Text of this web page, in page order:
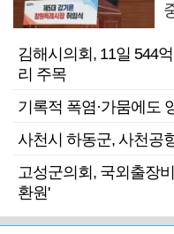
김해시의회, 11일 544
리 주목
기록적 폭염·가뭄에도
사천시 하동군, 사천공
고성군의회, 국외출장
환원'